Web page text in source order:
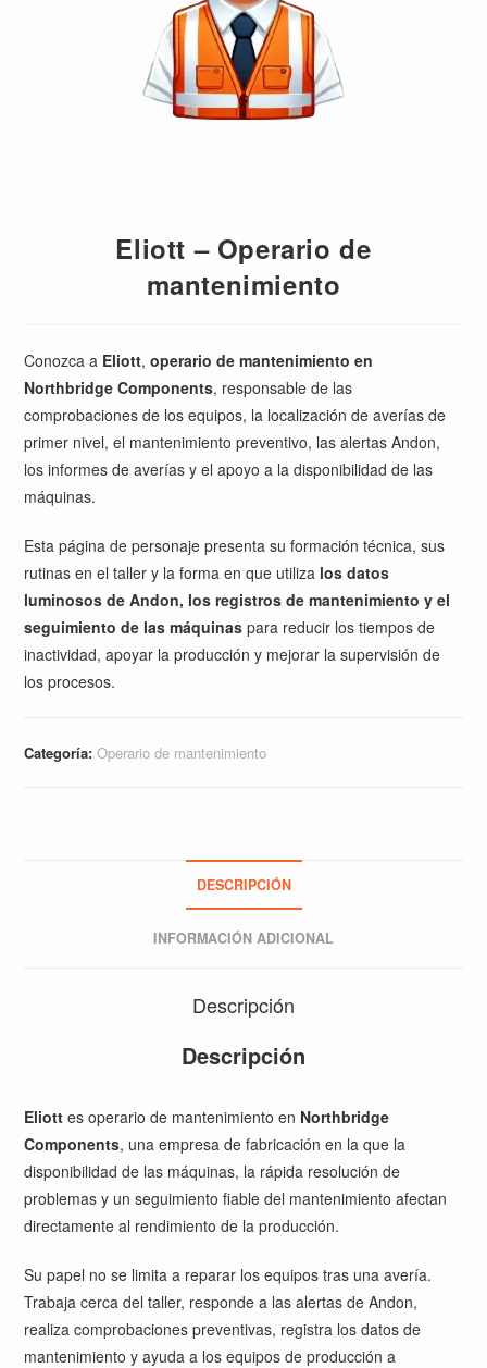
Eliott – Operario de
mantenimiento
Conozca a Eliott,operario de mantenimiento en
Northbridge Components, responsable de las
comprobaciones de los equipos, la localización de averías de
primer nivel, el mantenimiento preventivo, las alertas Andon,
los informes de averías y el apoyo a la disponibilidad de las
máquinas.
Esta página de personaje presenta su formación técnica, sus
rutinas en el taller y la forma en que utiliza los datos
luminosos de Andon, los registros de mantenimiento y el
seguimiento de las máquinas para reducir los tiempos de
inactividad, apoyar la producción y mejorar la supervisión de
los procesos.
Categoría:Operario de mantenimiento
DESCRIPCIÓN
INFORMACIÓN ADICIONAL
Descripción
Descripción
Eliott es operario de mantenimiento en Northbridge
Components, una empresa de fabricación en la que la
disponibilidad de las máquinas, la rápida resolución de
problemas y un seguimiento fiable del mantenimiento afectan
directamente al rendimiento de la producción.
Su papel no se limita a reparar los equipos tras una avería.
Trabaja cerca del taller, responde a las alertas de Andon,
realiza comprobaciones preventivas, registra los datos de
mantenimiento y ayuda a los equipos de producción a